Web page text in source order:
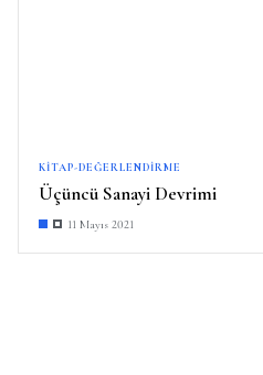
KITAP-DEĞERLENDIRME
Üçüncü Sanayi Devrimi
11 Mayıs 2021